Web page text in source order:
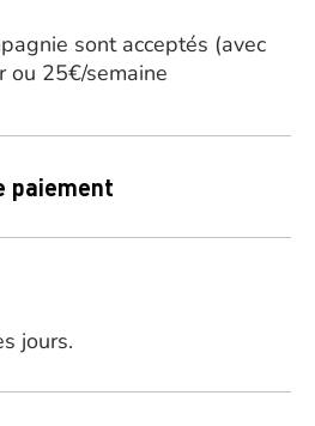
sont acceptés (avec
ou 25€/semaine
paiement
jours.